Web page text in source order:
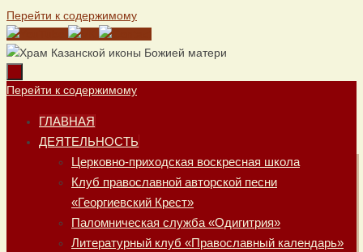
Перейти к содержимому
Перейти к содержимому
ГЛАВНАЯ
ДЕЯТЕЛЬНОСТЬ
Церковно-приходская воскресная школа
Клуб православной авторской песни
«Георгиевский Крест»
Паломническая служба «Одигитрия»
Литературный клуб «Православный календарь»